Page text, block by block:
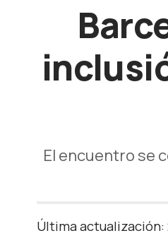
El encuentro se
Última actualización: